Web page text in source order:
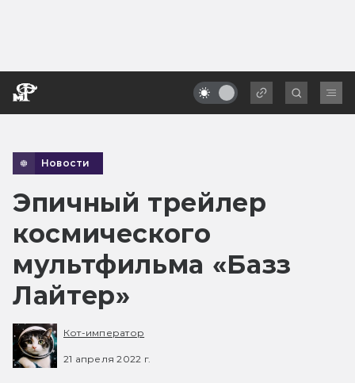
Новости
Эпичный трейлер
космического
мультфильма «Базз
Лайтер»
Кот-император
21 апреля 2022 г.